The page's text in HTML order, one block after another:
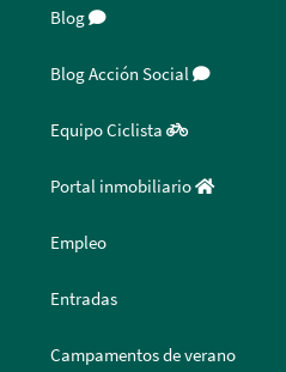
Blog
Blog Acción Social
Equipo Ciclista
Portal inmobiliario
Empleo
Entradas
Campamentos de verano